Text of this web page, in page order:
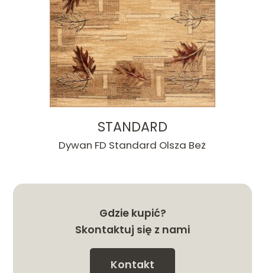
STANDARD
Dywan FD Standard Olsza Beż
Gdzie kupić?
Skontaktuj się z nami
Kontakt